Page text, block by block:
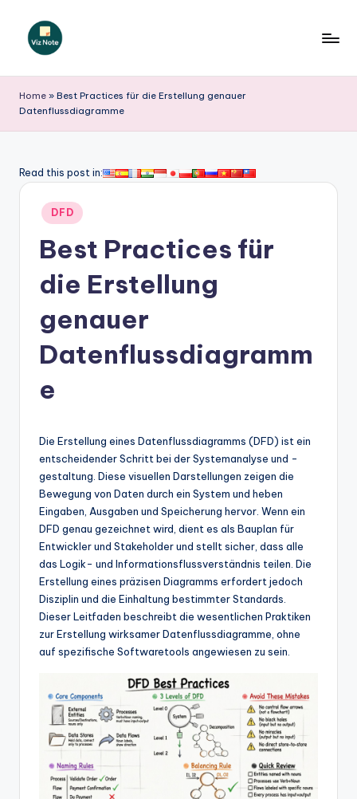
iz
N
t
In
si
&
S
Home » Best Practices für die Erstellung genauer
Datenflussdiagramme
Read this post in:
Posted
in
DFD
Best Practices für
die Erstellung
genauer
Datenflussdiagramm
e
Die Erstellung eines Datenflussdiagramms (DFD) ist ein
entscheidender Schritt bei der Systemanalyse und -
gestaltung. Diese visuellen Darstellungen zeigen die
Bewegung von Daten durch ein System und heben
Eingaben, Ausgaben und Speicherung hervor. Wenn ein
DFD genau gezeichnet wird, dient es als Bauplan für
Entwickler und Stakeholder und stellt sicher, dass alle
das Logik- und Informationsflussverständnis teilen. Die
Erstellung eines präzisen Diagramms erfordert jedoch
Disziplin und die Einhaltung bestimmter Standards.
Dieser Leitfaden beschreibt die wesentlichen Praktiken
zur Erstellung wirksamer Datenflussdiagramme, ohne
auf spezifische Softwaretools angewiesen zu sein.